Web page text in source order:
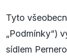
Tyto
„Podmínky“)
sídlem